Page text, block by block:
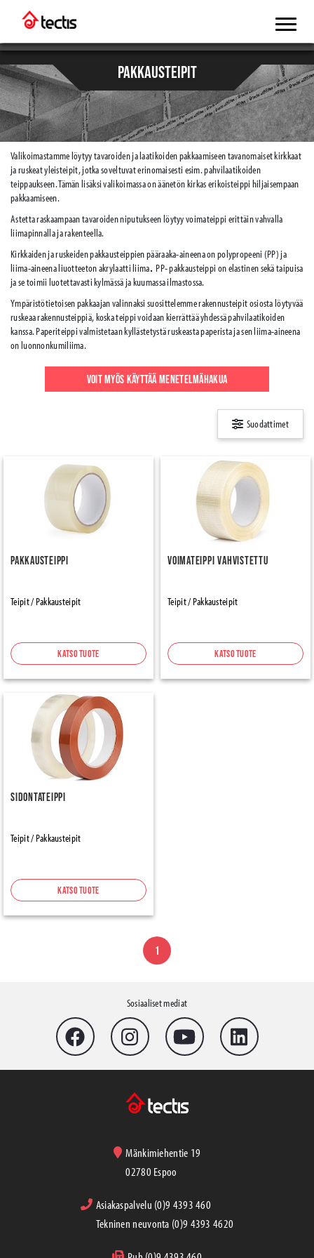
PAKKAUSTEIPIT
Valikoimastamme löytyy tavaroiden ja laatikoiden pakkaamiseen tavanomaiset kirkkaat
ja ruskeat yleisteipit, jotka soveltuvat erinomaisesti esim. pahvilaatikoiden
teippaukseen. Tämän lisäksi valikoimassa on äänetön kirkas erikoisteippi hiljaisempaan
pakkaamiseen.
Astetta raskaampaan tavaroiden niputukseen löytyy voimateippi erittäin vahvalla
liimapinnalla ja rakenteella.
Kirkkaiden ja ruskeiden pakkausteippien pääraaka-aineena on polypropeeni (PP) ja
liima-aineena liuotteeton akrylaatti liima. PP- pakkausteippi on elastinen sekä taipuisa
ja se toimii luotettavasti kylmässä ja kuumassa ilmastossa.
Ympäristötietoisen pakkaajan valinnaksi suosittelemme rakennusteipit osiosta löytyvää
ruskeaa rakennusteippiä, koska teippi voidaan kierrättää yhdessä pahvilaatikoiden
kanssa. Paperiteippi valmistetaan kyllästetystä ruskeasta paperista ja sen liima-aineena
on luonnonkumiliima.
VOIT MYÖS KÄYTTÄÄ MENETELMÄHAKUA
Suodattimet
Pakkausteippi
Teipit / Pakkausteipit
Katso tuote
Voimateippi vahvistettu
Teipit / Pakkausteipit
Katso tuote
Sidontateippi
Teipit / Pakkausteipit
Katso tuote
1
Sosiaaliset mediat
Mänkimiehentie 19
02780 Espoo
Asiakaspalvelu (0)9 4393 460
Tekninen neuvonta (0)9 4393 4620